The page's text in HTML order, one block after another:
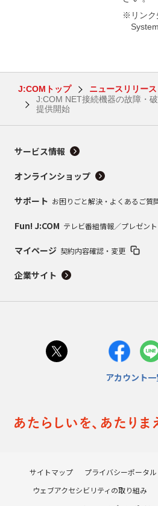
※リンク
J:COMトップ
ニュースリリース
J:COM NET接続機器の故障・
提供開始
サービス情報
オンラインショップ
サポート お困りごと解決・よくあるご質
Fun! J:COM テレビ番組情報／プレゼン
マイページ 契約内容確認・変更
企業サイト
アカウント
サイトマップ プライバシーポータル
ウェブアクセシビリティの取り組み